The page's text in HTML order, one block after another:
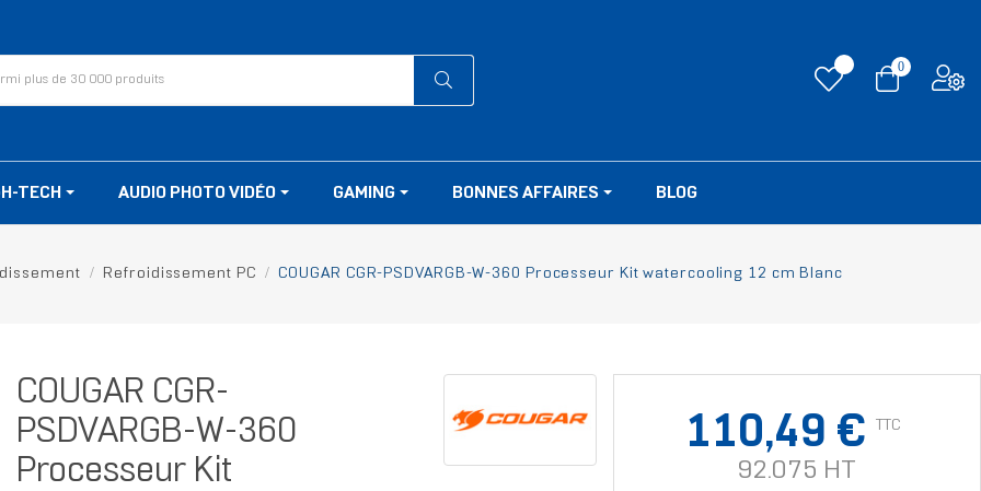
0
TECH AUDIO PHOTO VIDÉO GAMING BONNES AFFAIRES BLOG
Refroidissement PC COUGAR CGR-PSDVARGB-W-360 Processeur Kit watercooling 12 cm Blanc
COUGAR CGR-
PSDVARGB-W-360
Processeur Kit
110,49 € TTC
92.075 HT